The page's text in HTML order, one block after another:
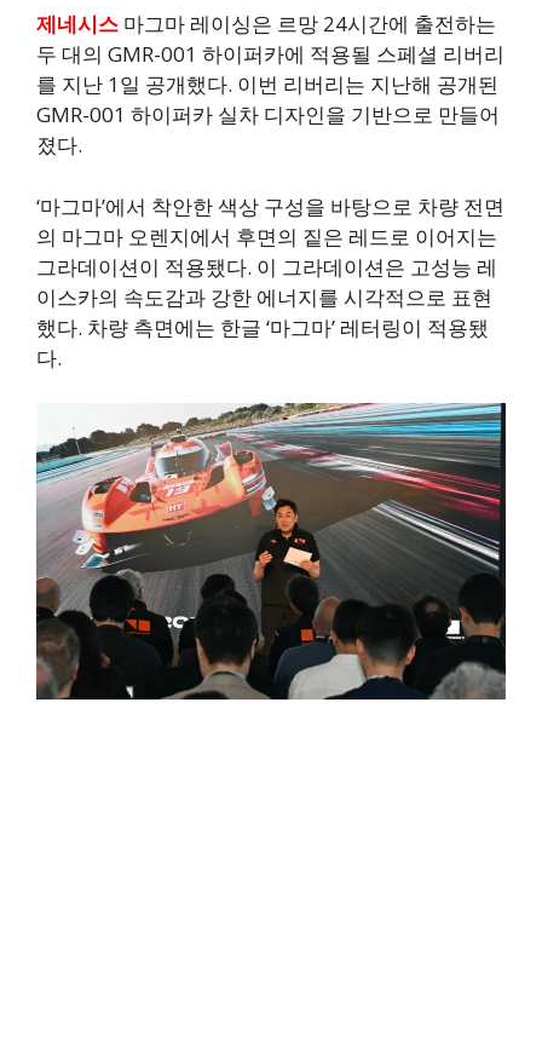
제네시스 마그마 레이싱은 르망 24시간에 출전하는
두 대의 GMR-001 하이퍼카에 적용될 스페셜 리버리
를 지난 1일 공개했다. 이번 리버리는 지난해 공개된
GMR-001 하이퍼카 실차 디자인을 기반으로 만들어
졌다.
‘마그마’에서 착안한 색상 구성을 바탕으로 차량 전면
의 마그마 오렌지에서 후면의 짙은 레드로 이어지는
그라데이션이 적용됐다. 이 그라데이션은 고성능 레
이스카의 속도감과 강한 에너지를 시각적으로 표현
했다. 차량 측면에는 한글 ‘마그마’ 레터링이 적용됐
다.